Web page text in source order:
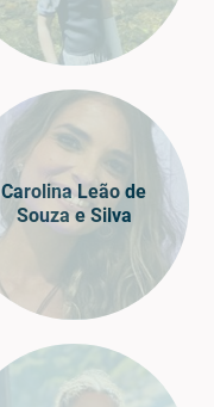
Carolina Leão de
Souza e Silva